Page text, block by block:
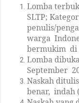
Lomba
SLTP;
penulis/
warga
bermukim di
Lomba
September
Naskah
benar, indah